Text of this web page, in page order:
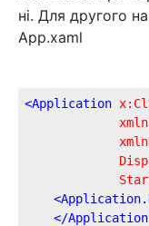
ні. Для другого
App.xaml
<Application
<
</